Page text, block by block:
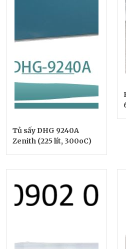
Tủ sấy DHG 9240A
Zenith (225 lít, 300oC)